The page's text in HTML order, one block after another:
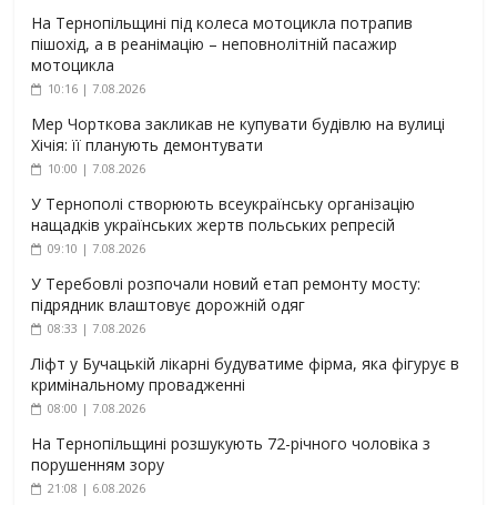
На Тернопільщині під колеса мотоцикла потрапив
пішохід, а в реанімацію – неповнолітній пасажир
мотоцикла
10:16 | 7.08.2026
Мер Чорткова закликав не купувати будівлю на вулиці
Хічія: її планують демонтувати
10:00 | 7.08.2026
У Тернополі створюють всеукраїнську організацію
нащадків українських жертв польських репресій
09:10 | 7.08.2026
У Теребовлі розпочали новий етап ремонту мосту:
підрядник влаштовує дорожній одяг
08:33 | 7.08.2026
Ліфт у Бучацькій лікарні будуватиме фірма, яка фігурує в
кримінальному провадженні
08:00 | 7.08.2026
На Тернопільщині розшукують 72-річного чоловіка з
порушенням зору
21:08 | 6.08.2026